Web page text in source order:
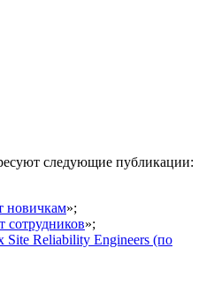
следующие публикации:
новичкам»;
сотрудников»;
Reliability Engineers (по